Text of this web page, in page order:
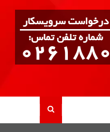
درخواست سرویسکار
:شماره تلفن تماس
0261880